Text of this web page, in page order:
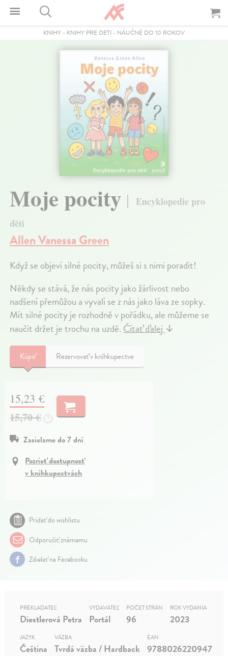
KNIHY - KNIHY PRE DETI - NÁUČNÉ DO 10 ROKOV
Moje pocity
Encyklopedie pro
děti
Allen Vanessa Green
Když se objeví silné pocity, můžeš si s nimi poradit!
Někdy se stává, že nás pocity jako žárlivost nebo
nadšení přemůžou a vyvalí se z nás jako láva ze sopky.
Mít silné pocity je rozhodně v pořádku, ale můžeme se
naučit držet je trochu na uzdě.Čítať ďalej↓
Kúpiť Rezervovať v kníhkupectve
15,23 €
15,70 € ?
Zasielame do 7 dní
Pozrieť dostupnosť
v kníhkupectvách
Pridať do wishlistu
Odporučiť známemu
Zdielať na Facebooku
PREKLADATEĽ
Diestlerová Petra
VYDAVATEĽ
Portál
POČET STRÁN
96
ROK VYDANIA
2023
JAZYK
Čeština
VÄZBA
Tvrdá väzba / Hardback
EAN
9788026220947